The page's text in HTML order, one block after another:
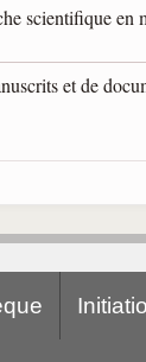
scientifique en
et de